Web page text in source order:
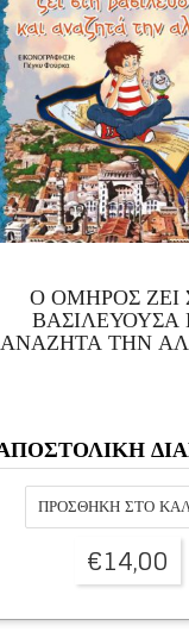
Ο ΟΜΗΡΟΣ ΖΕΙ
ΒΑΣΙΛΕΥΟΥΣΑ
ΑΝΑΖΗΤΑ ΤΗΝ
ΠΡΟΣΘΉΚΗ ΣΤΟ
€14,00